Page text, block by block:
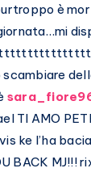
è
TI AMO
ke l’ha
BACK MJ!!!